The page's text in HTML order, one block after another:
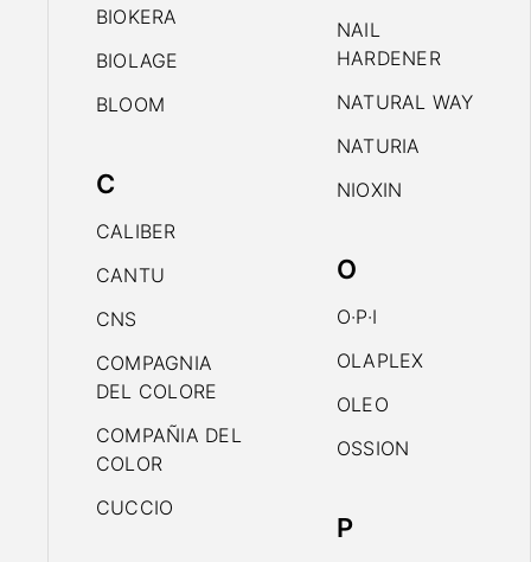
BIOKERA
BIOLAGE
BLOOM
C
CALIBER
CANTU
CNS
COMPAGNIA
DEL COLORE
COMPAÑIA DEL
COLOR
CUCCIO
NAIL
HARDENER
NATURAL WAY
NATURIA
NIOXIN
O
O·P·I
OLAPLEX
OLEO
OSSION
P